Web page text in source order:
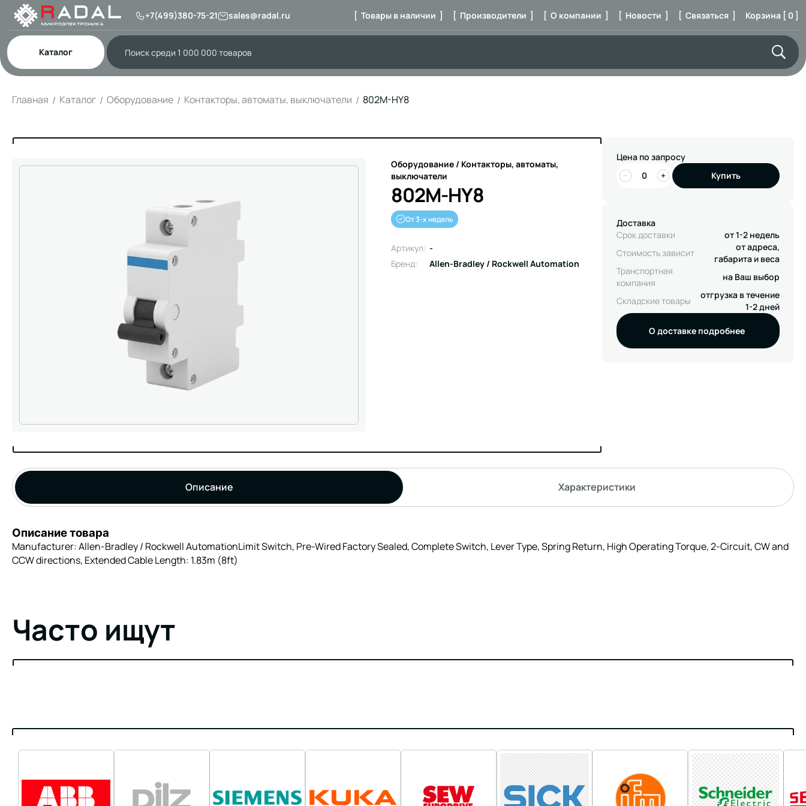
+7(499)380-75-21 sales@radal.ru [ Товары в наличии ] [ Производители ] [ О компании ] [ Новости ] [ Связаться ] Корзина [ 0 ]
Каталог
Главная Каталог Оборудование Контакторы, автоматы, выключатели 802M-HY8
Оборудование / Контакторы, автоматы,
выключатели
802M-HY8
От 3-х недель
Артикул: -
Бренд:
Allen-Bradley / Rockwell Automation
Цена по запросу
−
+ Купить
Доставка
Срок доставки
от 1-2 недель
Стоимость зависит
от адреса,
габарита и веса
Транспортная
компания
на Ваш выбор
Складские товары
отгрузка в течение
1-2 дней
О доставке подробнее
Описание Характеристики
Описание товара
Manufacturer: Allen-Bradley / Rockwell AutomationLimit Switch, Pre-Wired Factory Sealed, Complete Switch, Lever Type, Spring Return, High Operating Torque, 2-Circuit, CW and
CCW directions, Extended Cable Length: 1.83m (8ft)
Часто ищут